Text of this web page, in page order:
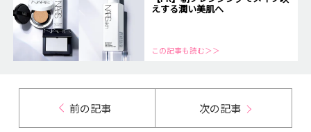
えする潤い美肌へ
この記事も読む＞＞
前の記事 次の記事